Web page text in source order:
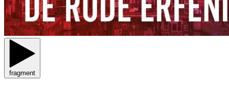
fragment